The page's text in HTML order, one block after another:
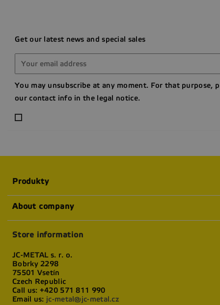
Get our latest news and special sales
You may unsubscribe at any moment. For that purpose,
our contact info in the legal notice.
Produkty
About company
Store information
JC-METAL s. r. o.
Bobrky 2298
75501 Vsetín
Czech Republic
Call us: +420 571 811 990
Email us: jc-metal@jc-metal.cz